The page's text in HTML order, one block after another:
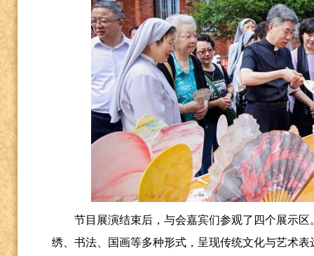
节目展演结束后，与会嘉宾们参观了四个展示
绣、书法、国画等多种形式，呈现传统文化与艺术